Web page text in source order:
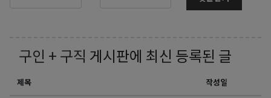
구인 + 구직 게시판에 최신 등록된 글
제목 작성일